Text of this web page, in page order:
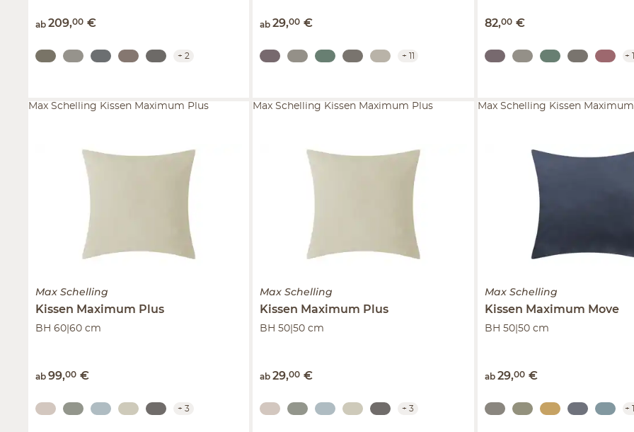
ab 209,00 €
+2
ab 29,00 €
+
82,00 €
+
Max Schelling
Kissen Maximum Plus
BH 60|60 cm
ab 99,00 €
Max Schelling Kissen Maximum Plus
+3
Max Schelling
Kissen Maximum Plus
BH 50|50 cm
ab 29,00 €
Max Schelling Kissen Maximum Plus
+3
Max Schelling
Kissen Maximum Move
BH 50|50 cm
ab 29,00 €
Max Schelling Kissen
+